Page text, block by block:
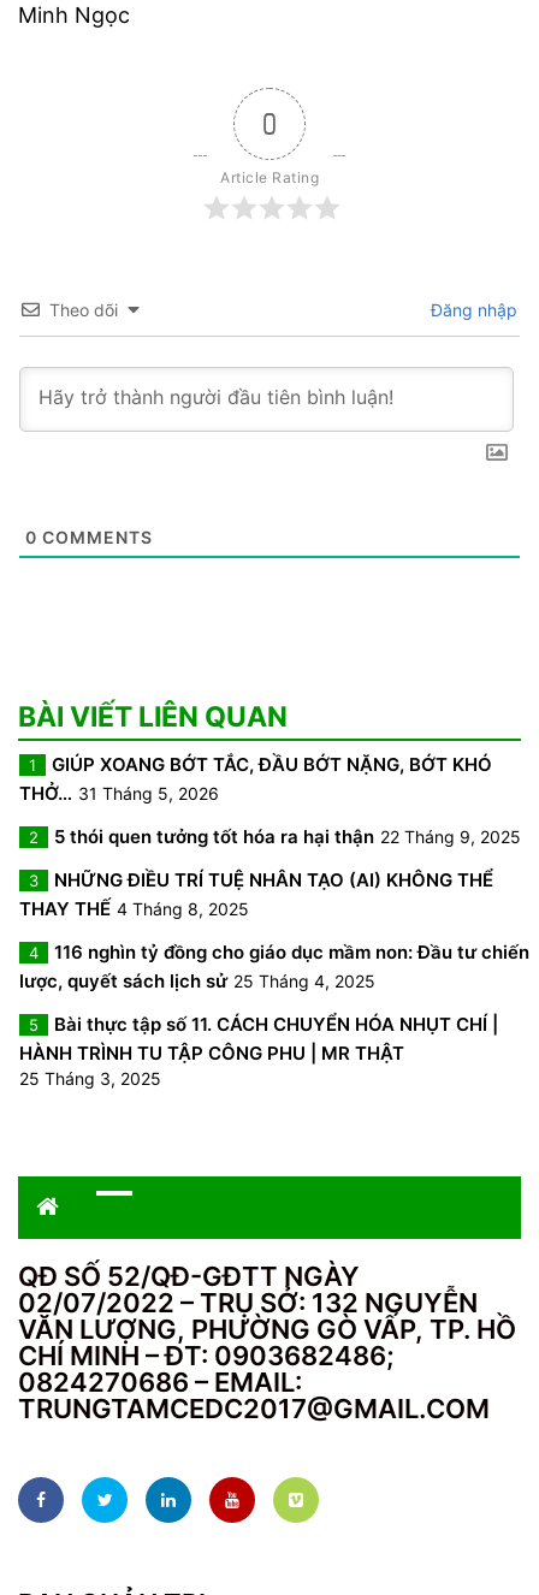
Minh Ngọc
0
Article Rating
Theo dõi Đăng nhập
0 COMMENTS
BÀI VIẾT LIÊN QUAN
1
GIÚP XOANG BỚT TẮC, ĐẦU BỚT NẶNG, BỚT KHÓ
THỞ… 31 Tháng 5, 2026
2 5 thói quen tưởng tốt hóa ra hại thận 22 Tháng 9, 2025
3
NHỮNG ĐIỀU TRÍ TUỆ NHÂN TẠO (AI) KHÔNG THỂ
THAY THẾ 4 Tháng 8, 2025
4
116 nghìn tỷ đồng cho giáo dục mầm non: Đầu tư chiến
lược, quyết sách lịch sử 25 Tháng 4, 2025
5
Bài thực tập số 11. CÁCH CHUYỂN HÓA NHỤT CHÍ |
HÀNH TRÌNH TU TẬP CÔNG PHU | MR THẬT
25 Tháng 3, 2025
QĐ SỐ 52/QĐ-GĐTT NGÀY
02/07/2022 – TRỤ SỞ: 132 NGUYỄN
VĂN LƯỢNG, PHƯỜNG GÒ VẤP, TP. HỒ
CHÍ MINH – ĐT: 0903682486;
0824270686 – EMAIL:
TRUNGTAMCEDC2017@GMAIL.COM